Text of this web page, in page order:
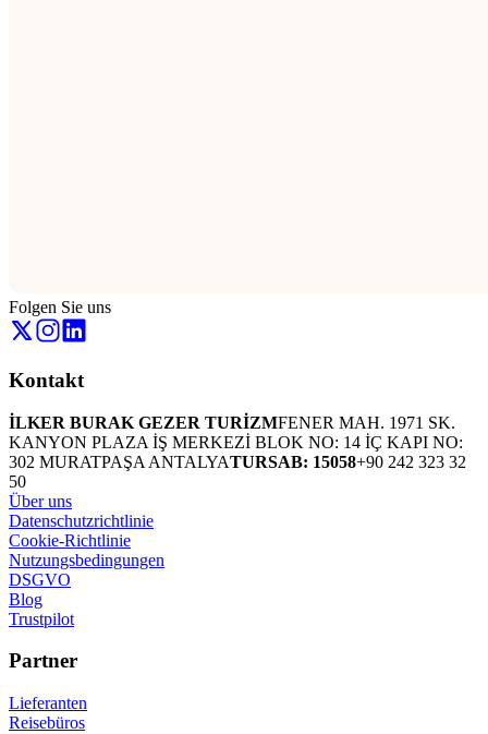
Folgen Sie uns
Kontakt
İLKER BURAK GEZER TURİZMFENER MAH. 1971 SK.
KANYON PLAZA İŞ MERKEZİ BLOK NO: 14 İÇ KAPI NO:
302 MURATPAŞA ANTALYATURSAB: 15058+90 242 323 32
50
Über uns
Datenschutzrichtlinie
Cookie-Richtlinie
Nutzungsbedingungen
DSGVO
Blog
Trustpilot
Partner
Lieferanten
Reisebüros